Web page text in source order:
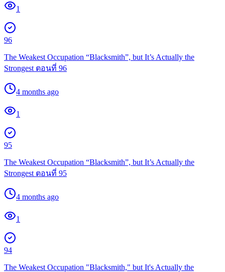
1
96
The Weakest Occupation “Blacksmith”, but It’s Actually the
Strongest ตอนที่ 96
4 months ago
1
95
The Weakest Occupation “Blacksmith”, but It’s Actually the
Strongest ตอนที่ 95
4 months ago
1
94
The Weakest Occupation "Blacksmith," but It's Actually the